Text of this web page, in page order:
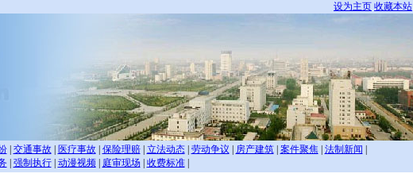
设为主页 收藏本站
交通事故 医疗事故 保险理赔 立法动态 劳动争议 房产建筑 案件聚焦 法制新闻
强制执行| 动漫视频| 庭审现场| 收费标准|